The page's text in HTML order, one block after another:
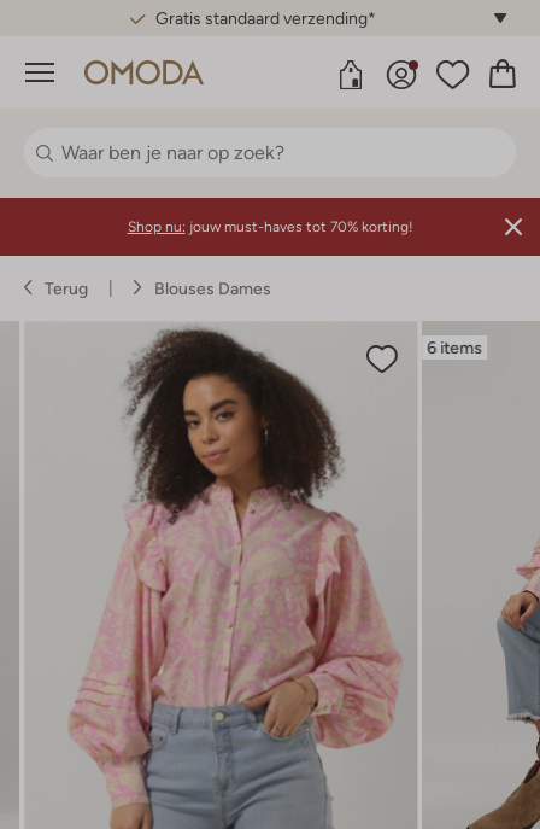
Gratis standaard verzending*
Menu
Shop nu: jouw must-haves tot 70% korting!
Terug Blouses Dames
6 items